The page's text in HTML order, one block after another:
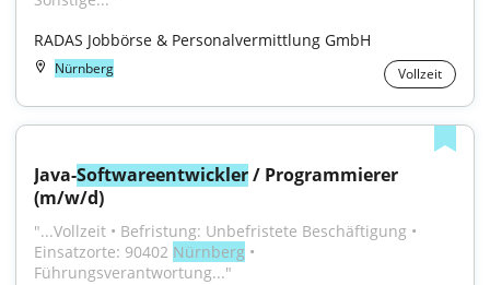
RADAS Jobbörse & Personalvermittlung GmbH
Nürnberg Vollzeit
Java-Softwareentwickler / Programmierer
(m/w/d)
"...Vollzeit • Befristung: Unbefristete Beschäftigung •
Einsatzorte: 90402 Nürnberg •
Führungsverantwortung..."